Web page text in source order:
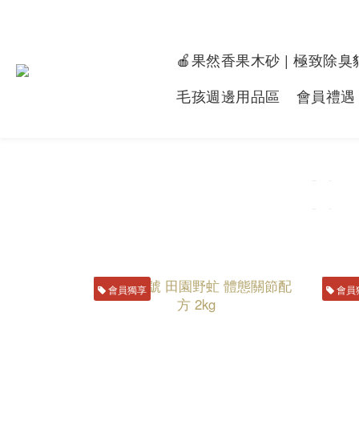
🍎果然香果木砂 | 極致除臭
毛孩週邊用品區
會員禮遇
會員獨享 會員